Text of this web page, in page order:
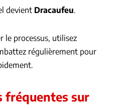
devient Dracaufeu.
le processus, utilisez
régulièrement pour
fréquentes sur